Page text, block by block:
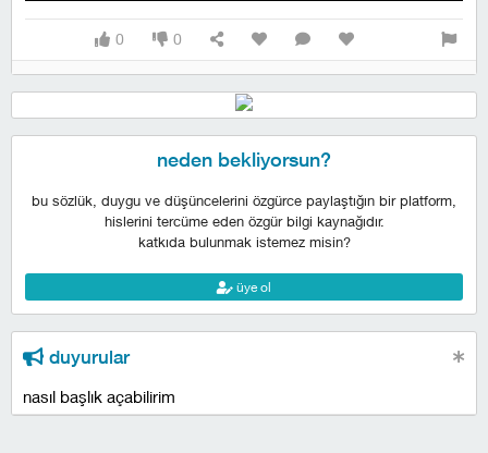
0 0
neden bekliyorsun?
bu sözlük, duygu ve düşüncelerini özgürce paylaştığın bir platform,
hislerini tercüme eden özgür bilgi kaynağıdır.
katkıda bulunmak istemez misin?
üye ol
duyurular
nasıl başlık açabilirim